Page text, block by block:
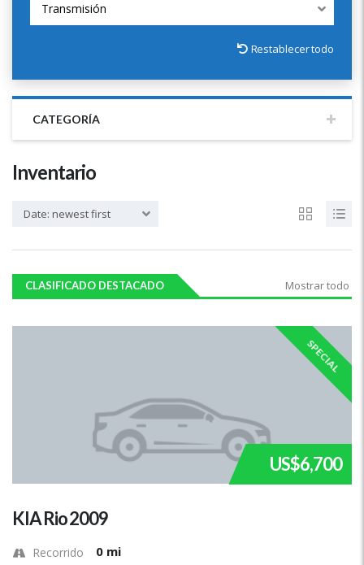
Transmisión
Restablecer todo
CATEGORÍA
Inventario
Date: newest first
CLASIFICADO DESTACADO Mostrar todo
SPECIAL
US$6,700
KIA Rio 2009
Recorrido 0 mi